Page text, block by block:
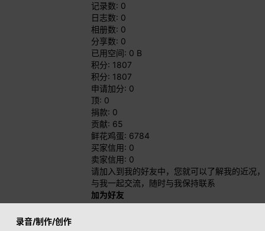
记录数: 0
日志数: 0
相册数: 0
分享数: 0
已用空间: 0 B
积分: 1807
积分: 1807
申请加分: 0
顶: 0
捐款: 0
贡献: 65
鲜花鸡蛋: 6784
买家信用: 0
卖家信用: 0
请加入到我的好友中，您就可以了解我的近况，
与我一起交流，随时与我保持联系
加为好友
录音/制作/创作